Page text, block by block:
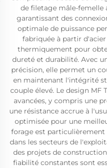
de filetage mâle-femelle
garantissant des
optimale de puissance
fabriquée à partir
thermiquement pour
dureté et durabilité. Avec
précision, elle permet un
en maintenant l'intégrité
couple élevé. Le design MF
avancées, y compris une
une résistance accrue à
optimisée pour une
forage est particulièrement
dans les secteurs de
des projets de
fiabilité constantes sont